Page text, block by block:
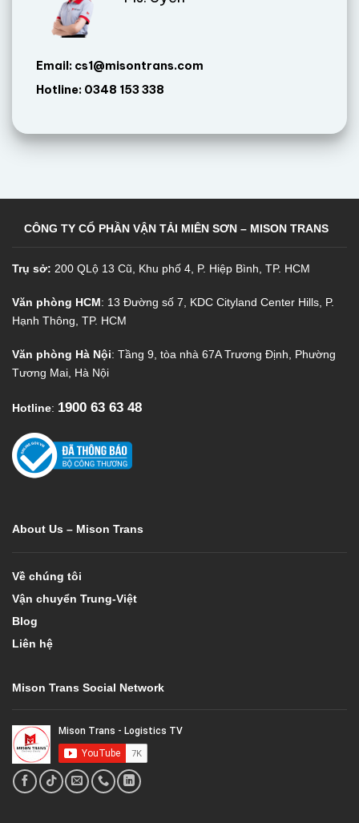
Email: cs1@misontrans.com
Hotline: 0348 153 338
CÔNG TY CỔ PHẦN VẬN TẢI MIÊN SƠN – MISON TRANS
Trụ sở: 200 QLộ 13 Cũ, Khu phố 4, P. Hiệp Bình, TP. HCM
Văn phòng HCM: 13 Đường số 7, KDC Cityland Center Hills, P.
Hạnh Thông, TP. HCM
Văn phòng Hà Nội: Tầng 9, tòa nhà 67A Trương Định, Phường
Tương Mai, Hà Nội
Hotline: 1900 63 63 48
About Us – Mison Trans
Về chúng tôi
Vận chuyển Trung-Việt
Blog
Liên hệ
Mison Trans Social Network